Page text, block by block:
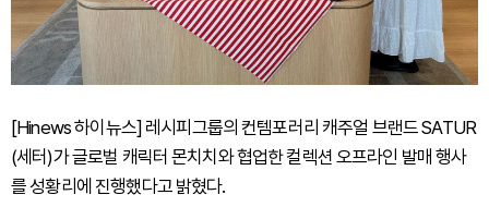
[Hinews 하이뉴스] 레시피그룹의 컨템포러리 캐주얼 브랜드 SATUR
(세터)가 글로벌 캐릭터 몬치치와 협업한 컬렉션 오프라인 발매 행사
를 성황리에 진행했다고 밝혔다.